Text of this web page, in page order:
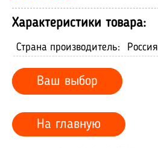
Характеристики товара:
Страна производитель: Россия
Ваш выбор
На главную